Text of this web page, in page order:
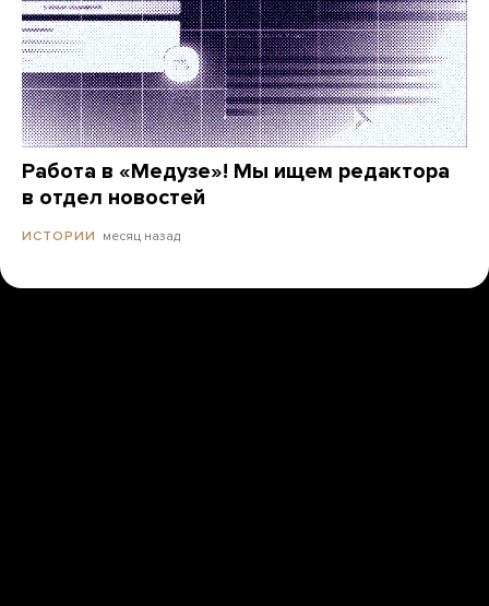
Работа в «Медузе»! Мы ищем редактора
в отдел новостей
ИСТОРИИ месяц назад